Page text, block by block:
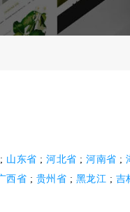
; 山东省 ; 河北省 ; 河南省 ;
西省 ; 贵州省 ; 黑龙江 ; 吉